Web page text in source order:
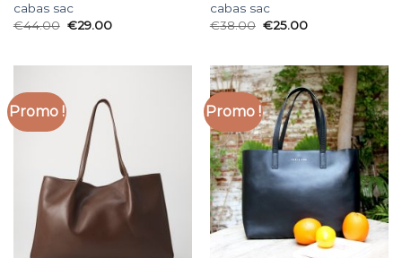
cabas sac
€44.00 €29.00
cabas sac
€38.00 €25.00
Promo ! Promo !